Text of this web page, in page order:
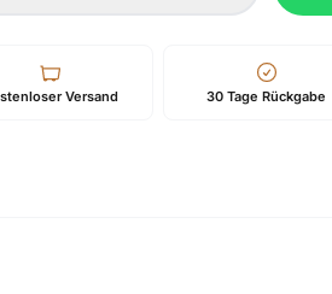
Versand 30 Tage Rückgabe